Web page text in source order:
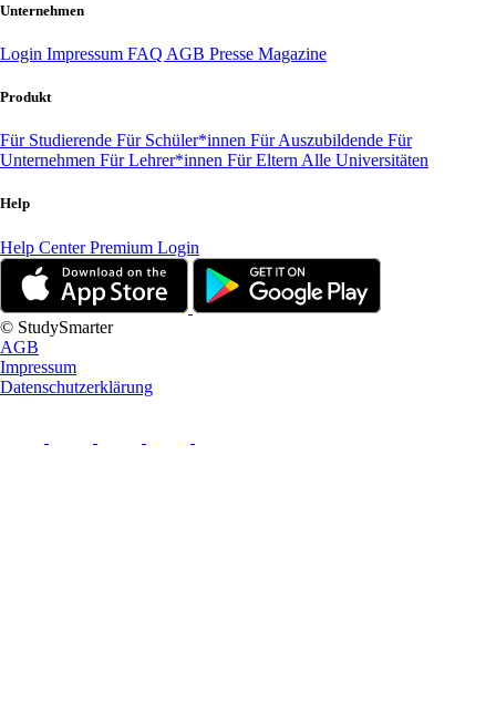
Unternehmen
Login Impressum FAQ AGB Presse Magazine
Produkt
Für Studierende Für Schüler*innen Für Auszubildende Für
Unternehmen Für Lehrer*innen Für Eltern Alle Universitäten
Help
Help CenterPremium Login
© StudySmarter
AGB
Impressum
Datenschutzerklärung